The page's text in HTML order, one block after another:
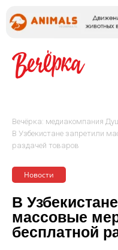
Вечёрка: медиакомпания
В Узбекистане запретили
раздачей товаров
Новости
В
массовые
бесплатной